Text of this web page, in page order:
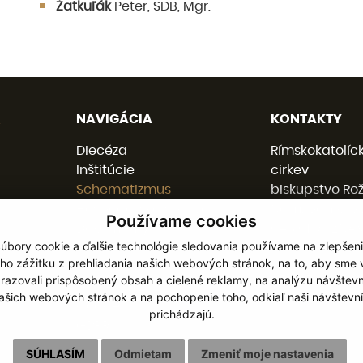
Používame cookies
cookie a ďalšie technológie sledovania používame na
zážitku z prehliadania našich webových stránok, na to, aby sme
prispôsobený obsah a cielené reklamy, na analýzu
webových stránok a na pochopenie toho, odkiaľ naši
prichádzajú.
SÚHLASÍM Odmietam Zmeniť moje nastavenia
ŽatkuľákPeter, SDB, Mgr.
NAVIGÁCIA
Diecéza
Inštitúcie
Schematizmus
Dokumenty
Udalosti
Pre kňazov
Jubileum 2025
Cookies
KONTAKTY
cirkev
biskupstvo
058 / 78 77 201